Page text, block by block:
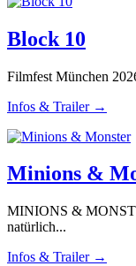
Block 10
Filmfest München
Infos & Trailer →
Minions &
MINIONS &
natürlich...
Infos & Trailer →